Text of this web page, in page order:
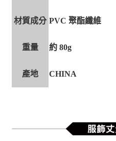
材質成分 PVC 聚酯纖維
重量 約 80g
產地 CHINA